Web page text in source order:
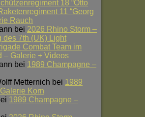
18 “Otto
11 “Georg
Rauch
bei 2026 Rhino Storm –
des 7th (UK) Light
Combat Team im
– Galerie + Videos
bei 1989 Champagne –
Metternich bei 1989
Korn
1989 Champagne –